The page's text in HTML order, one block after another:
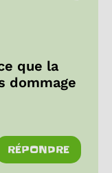
que la
dommage
RÉPONDRE